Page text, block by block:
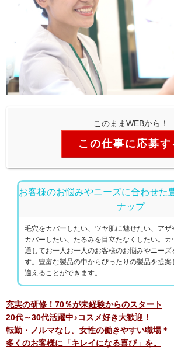
このままWEBから！
この仕事に応募す
お客様のお悩みやニーズに合わせた
ナップ
毛穴をカバーしたい、ツヤ肌に魅せたい、アザ
カバーしたい、たるみを目立たなくしたい。カ
通してお一人お一人のお客様のお悩みやニーズ
す。豊富な製品の中からぴったりの製品を提案
適えることができます。
充実の研修！70％が未経験からのスタート
20代～30代活躍中♪コスメ好き大歓迎！
転勤・ノルマなし。女性の働きやすい職場＊
多くのお客様に「キレイになる喜び」を。